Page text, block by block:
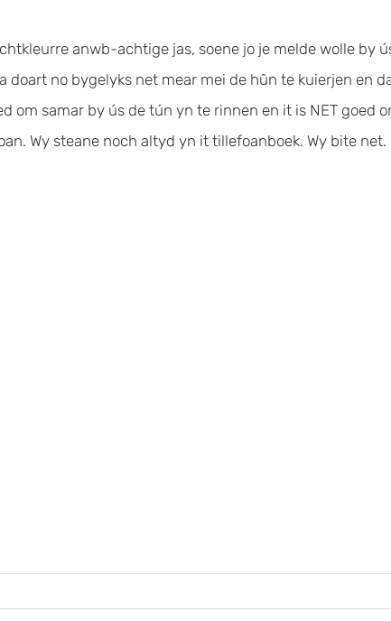
anwb-achtige jas, soene jo je melde wolle by
doart no bygelyks net mear mei de hûn te kuierjen en
om samar by ús de tún yn te rinnen en it is NET goed
Wy steane noch altyd yn it tillefoanboek. Wy bite